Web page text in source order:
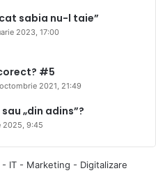
sabia nu-l taie”
2023, 17:00
#5
2021, 21:49
„din adins”?
2025, 9:45